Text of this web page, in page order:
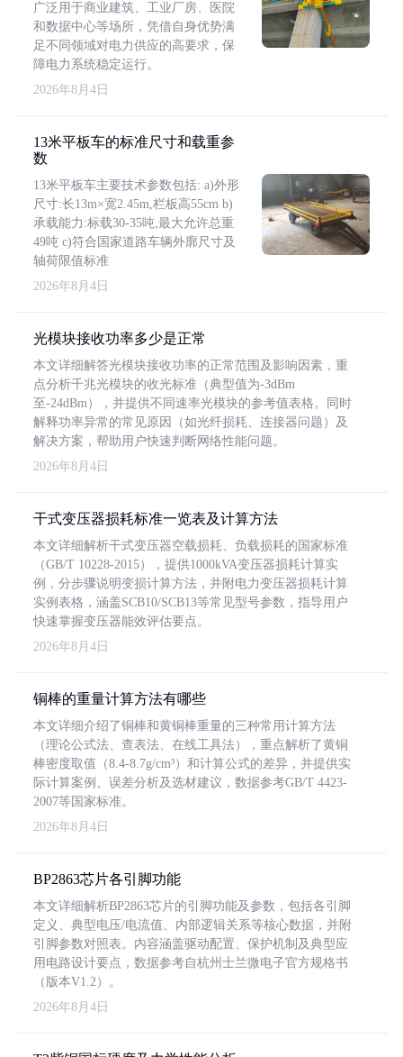
广泛用于商业建筑、工业厂房、医院
和数据中心等场所，凭借自身优势满
足不同领域对电力供应的高要求，保
障电力系统稳定运行。
2026年8月4日
13米平板车的标准尺寸和载重参
数
13米平板车主要技术参数包括: a)外形
尺寸:长13m×宽2.45m,栏板高55cm b)
承载能力:标载30-35吨,最大允许总重
49吨 c)符合国家道路车辆外廓尺寸及
轴荷限值标准
2026年8月4日
光模块接收功率多少是正常
本文详细解答光模块接收功率的正常范围及影响因素，重
点分析千兆光模块的收光标准（典型值为-3dBm
至-24dBm），并提供不同速率光模块的参考值表格。同时
解释功率异常的常见原因（如光纤损耗、连接器问题）及
解决方案，帮助用户快速判断网络性能问题。
2026年8月4日
干式变压器损耗标准一览表及计算方法
本文详细解析干式变压器空载损耗、负载损耗的国家标准
（GB/T 10228-2015），提供1000kVA变压器损耗计算实
例，分步骤说明变损计算方法，并附电力变压器损耗计算
实例表格，涵盖SCB10/SCB13等常见型号参数，指导用户
快速掌握变压器能效评估要点。
2026年8月4日
铜棒的重量计算方法有哪些
本文详细介绍了铜棒和黄铜棒重量的三种常用计算方法
（理论公式法、查表法、在线工具法），重点解析了黄铜
棒密度取值（8.4-8.7g/cm³）和计算公式的差异，并提供实
际计算案例、误差分析及选材建议，数据参考GB/T 4423-
2007等国家标准。
2026年8月4日
BP2863芯片各引脚功能
本文详细解析BP2863芯片的引脚功能及参数，包括各引脚
定义、典型电压/电流值、内部逻辑关系等核心数据，并附
引脚参数对照表。内容涵盖驱动配置、保护机制及典型应
用电路设计要点，数据参考自杭州士兰微电子官方规格书
（版本V1.2）。
2026年8月4日